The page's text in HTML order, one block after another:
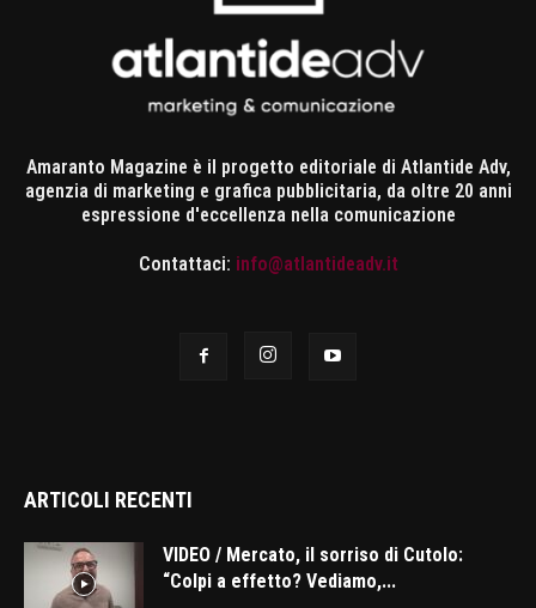
Amaranto Magazine è il progetto editoriale di Atlantide Adv,
agenzia di marketing e grafica pubblicitaria, da oltre 20 anni
espressione d'eccellenza nella comunicazione
Contattaci: info@atlantideadv.it
ARTICOLI RECENTI
VIDEO / Mercato, il sorriso di Cutolo:
“Colpi a effetto? Vediamo,...